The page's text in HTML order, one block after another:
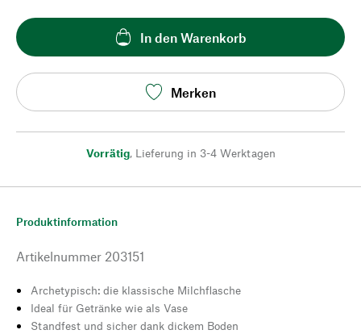
In den Warenkorb
Merken
Vorrätig, Lieferung in 3-4 Werktagen
Produktinformation
Artikelnummer 203151
Archetypisch: die klassische Milchflasche
Ideal für Getränke wie als Vase
Standfest und sicher dank dickem Boden